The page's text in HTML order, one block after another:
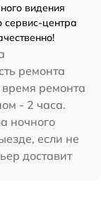
видения
центра
ремонта
ремонта
- 2 часа.
ночного
если не
доставит